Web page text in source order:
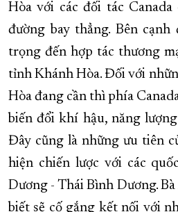
Hòa với các đối tác
đường bay thẳng. Bên cạnh
trọng đến hợp tác thương
tỉnh Khánh Hòa. Đối với
Hòa đang cần thì phía
biến đổi khí hậu, năng
Đây cũng là những ưu tiên
hiện chiến lược với các
Dương - Thái Bình Dương.
biết sẽ cố gắng kết nối với